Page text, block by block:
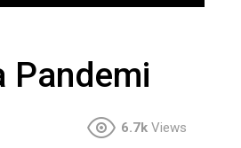
Pandemi
6.7k Views